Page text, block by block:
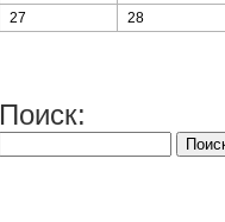
27
28
Поиск: